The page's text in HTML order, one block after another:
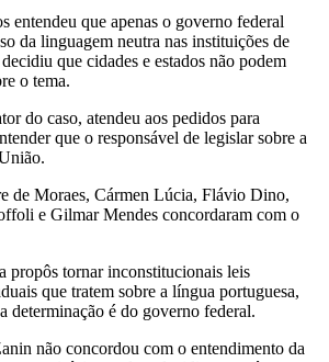
entendeu que apenas o governo federal
da linguagem neutra nas instituições de
que cidades e estados não podem
o tema.
do caso, atendeu aos pedidos para
que o responsável de legislar sobre a
de Moraes, Cármen Lúcia, Flávio Dino,
e Gilmar Mendes concordaram com o
propôs tornar inconstitucionais leis
que tratem sobre a língua portuguesa,
determinação é do governo federal.
não concordou com o entendimento da